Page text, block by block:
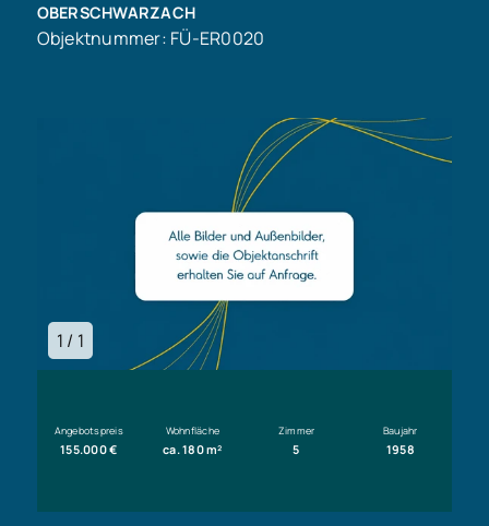
OBERSCHWARZACH
Objektnummer: FÜ-ER0020
1 / 1
Angebotspreis
155.000 €
Wohnfläche
ca. 180 m²
Zimmer
5
Baujahr
1958